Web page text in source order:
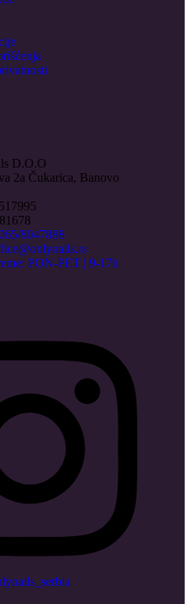
D.O.O
2a Čukarica, Banovo
8047888
PON-PET | 9-17h